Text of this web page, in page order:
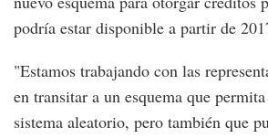
podría estar disponible a partir de
"Estamos trabajando con las
en transitar a un esquema que
sistema aleatorio, pero también que